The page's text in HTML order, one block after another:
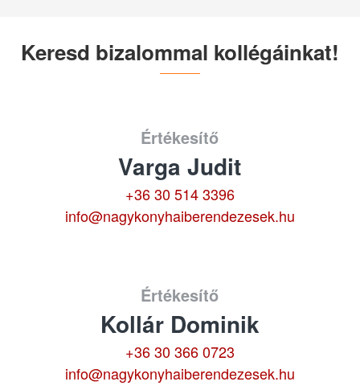
Keresd bizalommal kollégáinkat!
Értékesítő
Varga Judit
+36 30 514 3396
info@nagykonyhaiberendezesek.hu
Értékesítő
Kollár Dominik
+36 30 366 0723
info@nagykonyhaiberendezesek.hu